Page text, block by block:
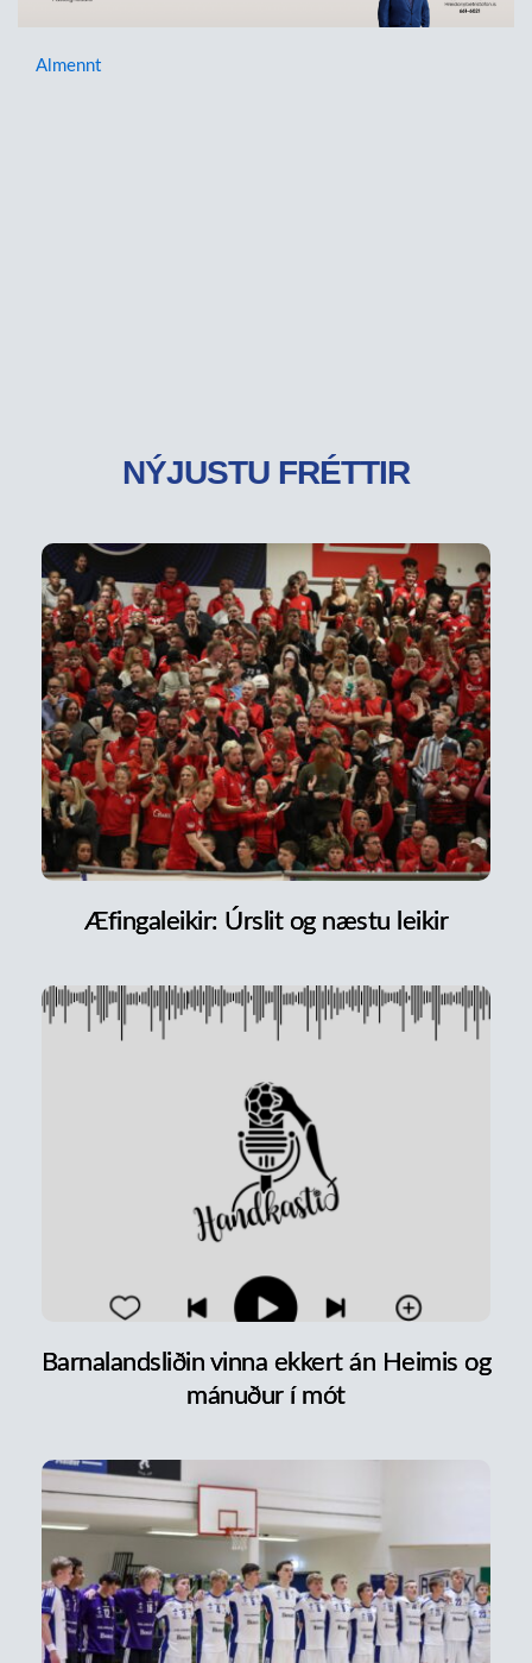
Almennt
NÝJUSTU FRÉTTIR
Æfingaleikir: Úrslit og næstu leikir
Barnalandsliðin vinna ekkert án Heimis og
mánuður í mót